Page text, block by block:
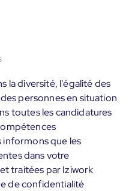
la diversité, l'égalité des
personnes en situation
toutes les candidatures
informons que les
dans votre
traitées par Iziwork
de confidentialité